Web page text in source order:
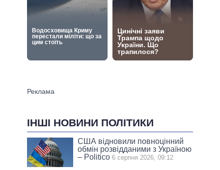
ІНШІ НОВИНИ ПОЛІТИКИ
США відновили повноцінний
обмін розвідданими з Україною
– Politico 6 серпня 2026, 09:12